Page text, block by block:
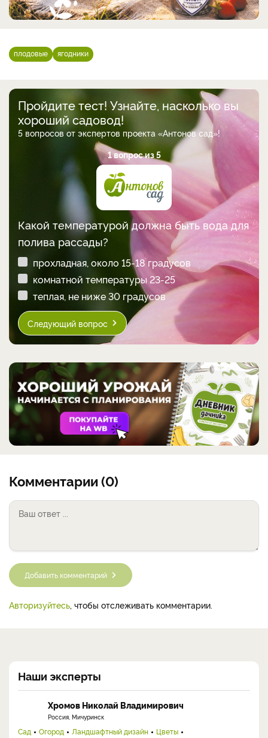
плодовые ягодники
Пройдите тест! Узнайте, насколько вы
хороший садовод!
5 вопросов от экспертов проекта «Антонов сад»!
1 вопрос из 5
Какой температурой должна быть вода для
полива рассады?
прохладная, около 15-18 градусов
комнатной температуры 23-25
теплая, не ниже 30 градусов
Следующий вопрос
Комментарии (0)
Добавить комментарий
Авторизуйтесь, чтобы отслеживать комментарии.
Наши эксперты
Хромов Николай Владимирович
Россия, Мичуринск
Сад Огород Ландшафтный дизайн
Цветы